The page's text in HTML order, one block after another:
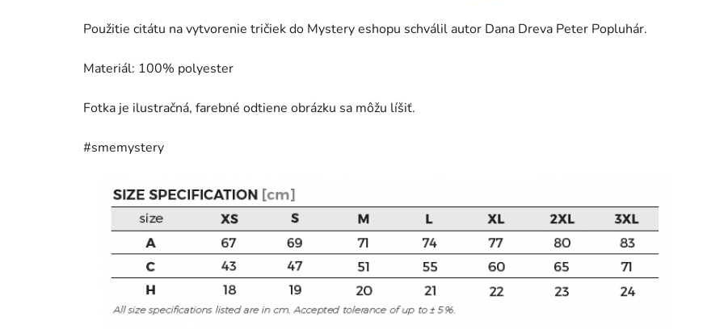
Použitie citátu na vytvorenie tričiek do Mystery eshopu schválil autor Dana Dreva Peter Popluhár.
Materiál: 100% polyester
Fotka je ilustračná, farebné odtiene obrázku sa môžu líšiť.
#smemystery